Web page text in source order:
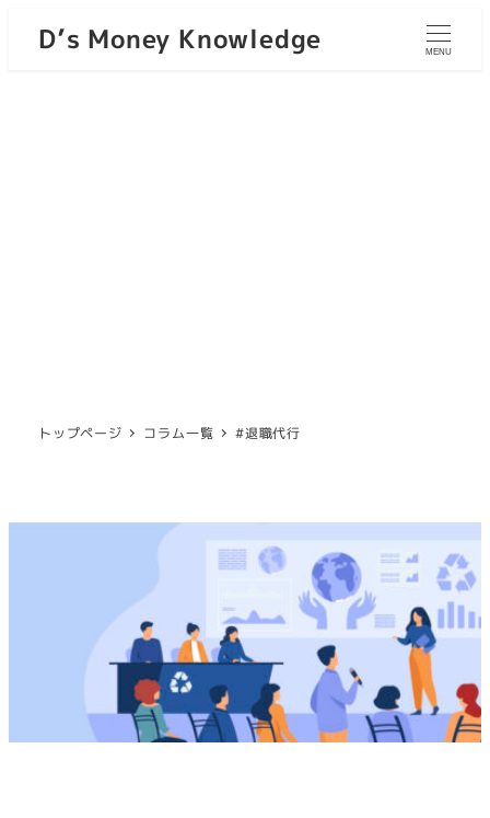
D’s Money Knowledge MENU
トップページ コラム一覧 #退職代行